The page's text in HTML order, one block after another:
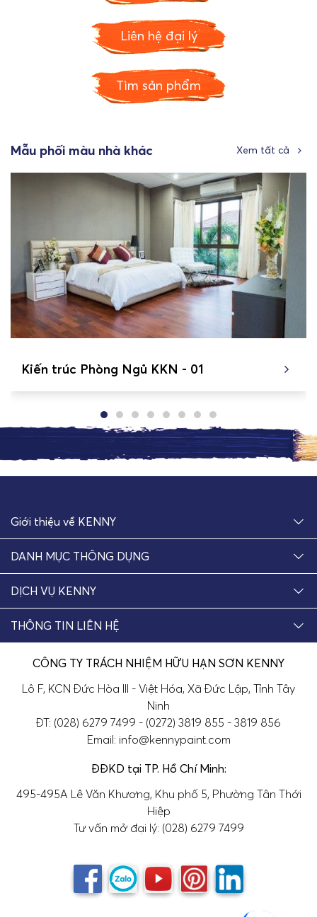
Liên hệ đại lý
Tìm sản phẩm
Mẫu phối màu nhà khác Xem tất cả
Kiến trúc Phòng Ngủ KKN - 01
Giới thiệu về KENNY
DANH MỤC THÔNG DỤNG
DỊCH VỤ KENNY
THÔNG TIN LIÊN HỆ
CÔNG TY TRÁCH NHIỆM HỮU HẠN SƠN KENNY
Lô F, KCN Đức Hòa III - Việt Hóa, Xã Đức Lập, Tỉnh Tây
Ninh
ĐT: (028) 6279 7499 - (0272) 3819 855 - 3819 856
Email: info@kennypaint.com
ĐĐKD tại TP. Hồ Chí Minh:
495-495A Lê Văn Khương, Khu phố 5, Phường Tân Thới
Hiệp
Tư vấn mở đại lý: (028) 6279 7499